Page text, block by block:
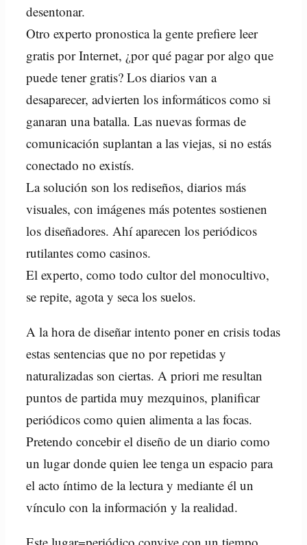
desentonar.
Otro experto pronostica la gente prefiere leer
gratis por Internet, ¿por qué pagar por algo que
puede tener gratis? Los diarios van a
desaparecer, advierten los informáticos como si
ganaran una batalla. Las nuevas formas de
comunicación suplantan a las viejas, si no estás
conectado no existís.
La solución son los rediseños, diarios más
visuales, con imágenes más potentes sostienen
los diseñadores. Ahí aparecen los periódicos
rutilantes como casinos.
El experto, como todo cultor del monocultivo,
se repite, agota y seca los suelos.
A la hora de diseñar intento poner en crisis todas
estas sentencias que no por repetidas y
naturalizadas son ciertas. A priori me resultan
puntos de partida muy mezquinos, planificar
periódicos como quien alimenta a las focas.
Pretendo concebir el diseño de un diario como
un lugar donde quien lee tenga un espacio para
el acto íntimo de la lectura y mediante él un
vínculo con la información y la realidad.